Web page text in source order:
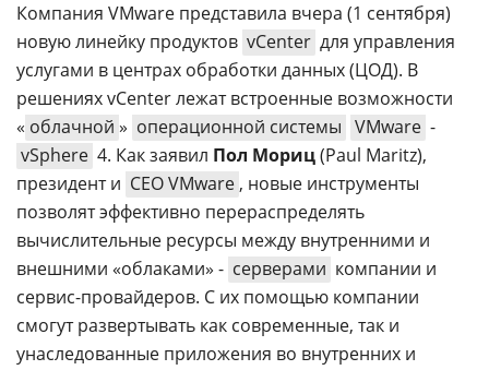
Об
издании
Реклама
Вакансии
Контакты
Max
Telegram
Дзен
VK
Rutube
Компания VMware представила вчера (1 сентября)
новую линейку продуктов vCenter для управления
услугами в центрах обработки данных (ЦОД). В
решениях vCenter лежат встроенные возможности
« облачной » операционной системы VMware -
vSphere 4. Как заявил Пол Мориц(Paul Maritz),
президент и CEO VMware , новые инструменты
позволят эффективно перераспределять
вычислительные ресурсы между внутренними и
внешними «облаками» - серверами компании и
сервис-провайдеров. С их помощью компании
смогут развертывать как современные, так и
унаследованные приложения во внутренних и